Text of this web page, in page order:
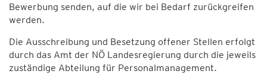
Bewerbung senden, auf die wir bei Bedarf zurückgreifen
werden.
Die Ausschreibung und Besetzung offener Stellen erfolgt
durch das Amt der NÖ Landesregierung durch die jeweils
zuständige Abteilung für Personalmanagement.